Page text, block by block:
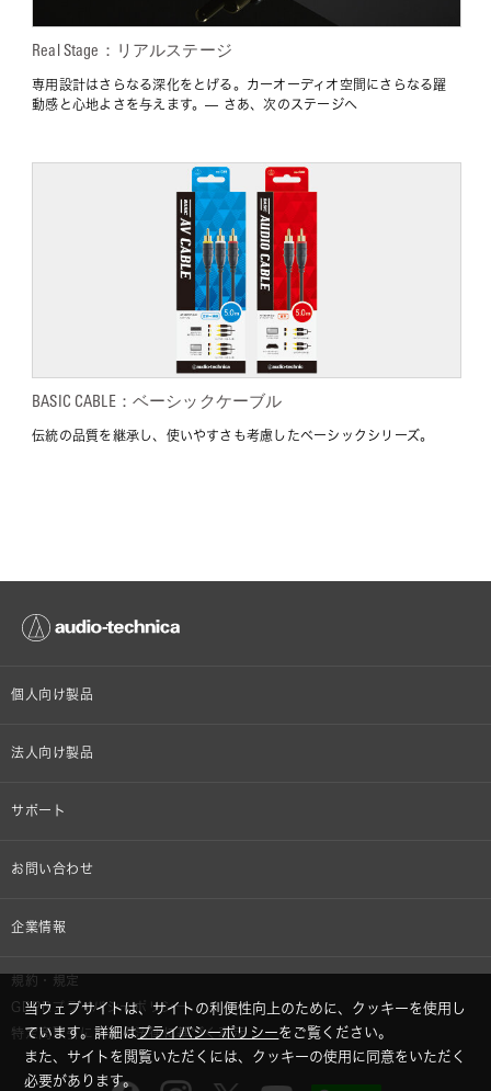
Real Stage：リアルステージ
専用設計はさらなる深化をとげる。カーオーディオ空間にさらなる躍
動感と心地よさを与えます。— さあ、次のステージへ
BASIC CABLE：ベーシックケーブル
伝統の品質を継承し、使いやすさも考慮したベーシックシリーズ。
個人向け製品
オンラインストア限定
車載製品
法人向け製品
設備音響機器
半導体レーザー応用製品
サポート
個人向け製品サポート
お問い合わせ
その他、メディア 取材関連等のお問い合わせ
企業情報
株式会社オーディオテクニカ
採用情報
GLOBAL-オーディオテクニカ
規約・規定
GDPRプライバシーポリシー
特定商取引に関する法律に基づく表示
当ウェブサイトは、サイトの利便性向上のために、クッキーを使用し
ています。詳細はプライバシーポリシーをご覧ください。
また、サイトを閲覧いただくには、クッキーの使用に同意をいただく
必要があります。